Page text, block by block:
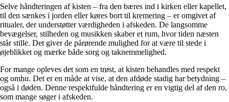
Selve håndteringen af kisten – fra den bæres ind i kirken eller kapellet,
til den sænkes i jorden eller køres bort til kremering – er omgivet af
ritualer, der understøtter værdigheden i afskeden. De langsomme
bevægelser, stilheden og musikken skaber et rum, hvor tiden næsten
står stille. Det giver de pårørende mulighed for at være til stede i
øjeblikket og mærke både sorg og taknemmelighed.
For mange opleves det som en trøst, at kisten behandles med respekt
og omhu. Det er en måde at vise, at den afdøde stadig har betydning –
også i døden. Denne respektfulde håndtering er en vigtig del af den ro,
som mange søger i afskeden.